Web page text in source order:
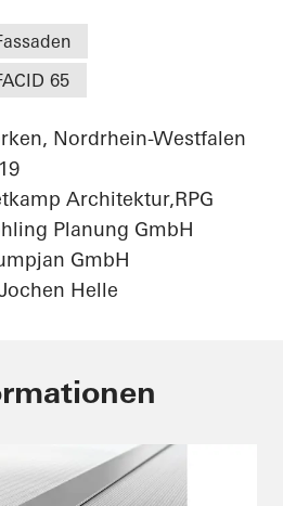
65
Nordrhein-Westfalen
Architektur,RPG
Planung GmbH
GmbH
Helle